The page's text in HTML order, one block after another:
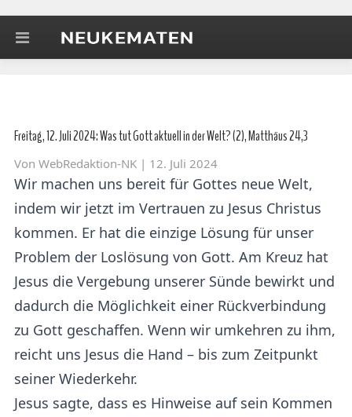
Freitag, 12. Juli 2024: Was tut Gott aktuell in der Welt? (2), Matthäus 24,3
Von WebRedaktion-NK | 12. Juli 2024
Wir machen uns bereit für Gottes neue Welt,
indem wir jetzt im Vertrauen zu Jesus Christus
kommen. Er hat die einzige Lösung für unser
Problem der Loslösung von Gott. Am Kreuz hat
Jesus die Vergebung unserer Sünde bewirkt und
dadurch die Möglichkeit einer Rückverbindung
zu Gott geschaffen. Wenn wir umkehren zu ihm,
reicht uns Jesus die Hand – bis zum Zeitpunkt
seiner Wiederkehr.
Jesus sagte, dass es Hinweise auf sein Kommen